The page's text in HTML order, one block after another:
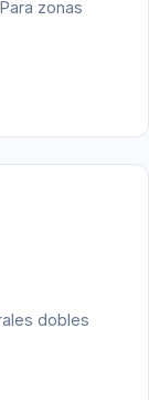
zonas
dobles